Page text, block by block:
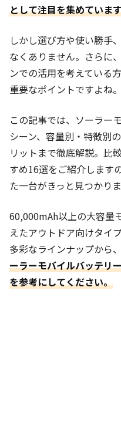
として注目を集めていま
しかし選び方や使い勝手
なくありません。さらに
ンでの活用を考えている
重要なポイントですよね。
この記事では、ソーラー
シーン、容量別・特徴別
リットまで徹底解説。比
すめ16選をご紹介します
た一台がきっと見つかりま
60,000mAh以上の大容量
えたアウトドア向けタイ
多彩なラインナップから、
ーラーモバイルバッテリ
を参考にしてください。